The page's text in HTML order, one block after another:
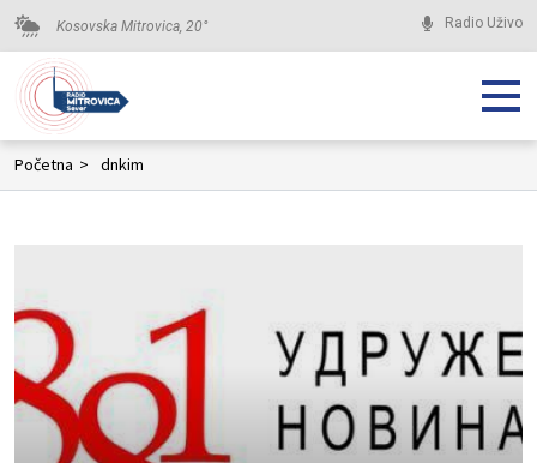
Kosovska Mitrovica, 20° Radio Uživo
Početna > dnkim